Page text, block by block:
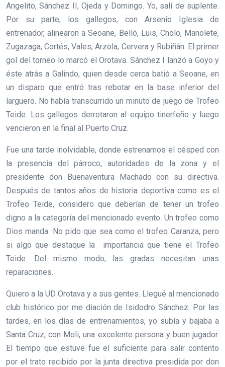
Angelito, Sánchez II, Ojeda y Domingo. Yo, salí de suplente.
Por su parte, los gallegos, con Arsenio Iglesia de
entrenador, alinearon a Seoane, Belló, Luis, Cholo, Manolete,
Zugazaga, Cortés, Vales, Arzola, Cervera y Rubiñán. El primer
gol del torneo lo marcó el Orotava. Sánchez I lanzó a Goyo y
éste atrás a Galindo, quien desde cerca batió a Seoane, en
un disparo que entró tras rebotar en la base inferior del
larguero. No había transcurrido un minuto de juego de Trofeo
Teide. Los gallegos derrotaron al equipo tinerfeño y luego
vencieron en la final al Puerto Cruz.
Fue una tarde inolvidable, donde estrenamos el césped con
la presencia del párroco, autoridades de la zona y el
presidente don Buenaventura Machado con su directiva.
Después de tantos años de historia deportiva como es el
Trofeo Teide, considero que deberían de tener un trofeo
digno a la categoría del mencionado evento. Un trofeo como
Dios manda. No pido que sea como el trofeo Caranza, pero
si algo que destaque la importancia que tiene el Trofeo
Teide. Del mismo modo, las gradas necesitan unas
reparaciones.
Quiero a la UD Orotava y a sus gentes. Llegué al mencionado
club histórico por me diación de Isidodro Sánchez. Por las
tardes, en los días de entrenamientos, yo subía y bajaba a
Santa Cruz, con Moli, una excelente persona y buen jugador.
El tiempo que estuve fue el suficiente para salir contento
por el trato recibido por la junta directiva presidida por don